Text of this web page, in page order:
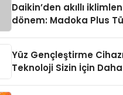
Daikin’den akıllı
dönem: Madoka Plus
Yüz Gençleştirme
Teknoloji Sizin İçin